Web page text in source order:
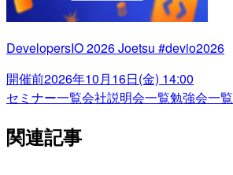
DevelopersIO 2026 Joetsu #devio2026
開催前2026年10月16日(金) 14:00
セミナー一覧会社説明会一覧勉強会一覧
関連記事